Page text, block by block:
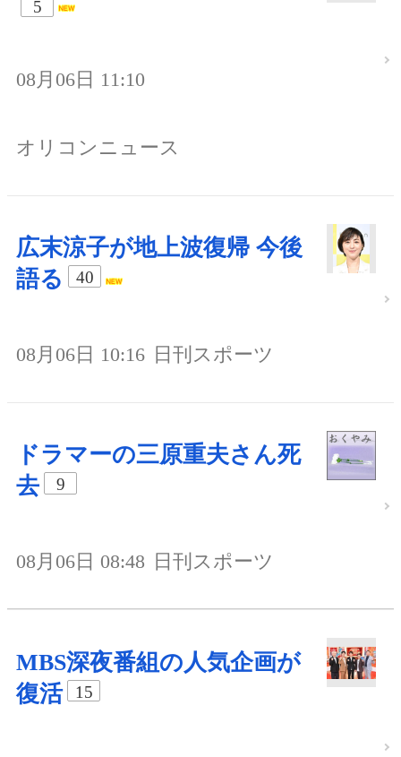
5
08月06日 11:10
オリコンニュース
広末涼子が地上波復帰 今後
語る
40
08月06日 10:16 日刊スポーツ
ドラマーの三原重夫さん死
去
9
08月06日 08:48 日刊スポーツ
MBS深夜番組の人気企画が
復活
15